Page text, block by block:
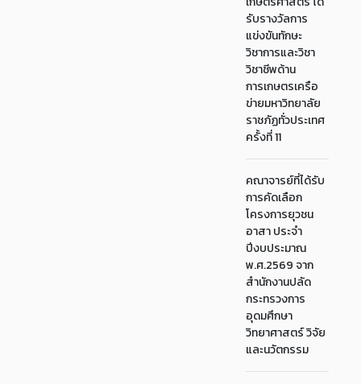
รับรางวัลการ
แข่งขันทักษะ
วิชาการและวิชา
วิชาชีพด้าน
การเกษตรเครือ
ข่ายมหาวิทยาลัย
ราชภัฏทั่วประเทศ
ครั้งที่ 11
คณาจารย์ที่ได้รับ
การคัดเลือก
โครงการยุวชน
อาสา ประจำ
ปีงบประมาณ
พ.ศ.2569 จาก
สำนักงานปลัด
กระทรวงการ
อุดมศึกษา
วิทยาศาสตร์ วิจัย
และนวัตกรรม